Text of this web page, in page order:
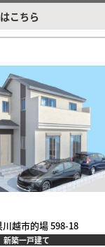
こちら
越市的場 598-18
新築一戸建て